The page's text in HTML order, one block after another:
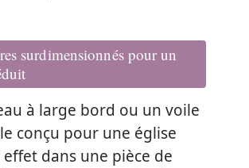
surdimensionnés pour un
à large bord ou un voile
conçu pour une église
dans une pièce de